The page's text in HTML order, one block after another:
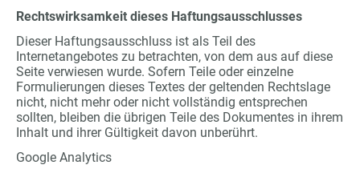
Rechtswirksamkeit dieses Haftungsausschlusses
Dieser Haftungsausschluss ist als Teil des
Internetangebotes zu betrachten, von dem aus auf diese
Seite verwiesen wurde. Sofern Teile oder einzelne
Formulierungen dieses Textes der geltenden Rechtslage
nicht, nicht mehr oder nicht vollständig entsprechen
sollten, bleiben die übrigen Teile des Dokumentes in ihrem
Inhalt und ihrer Gültigkeit davon unberührt.
Google Analytics